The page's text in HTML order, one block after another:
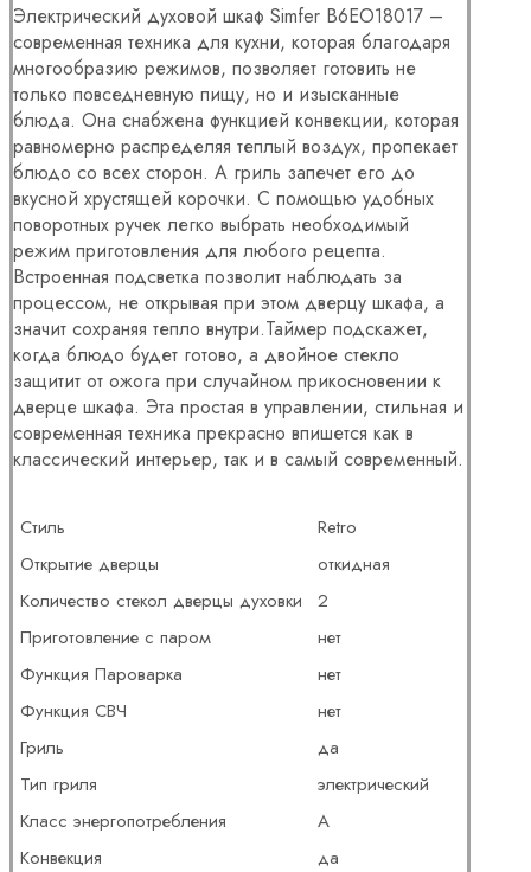
Электрический духовой шкаф Simfer B6EO18017 –
современная техника для кухни, которая благодаря
многообразию режимов, позволяет готовить не
только повседневную пищу, но и изысканные
блюда. Она снабжена функцией конвекции, которая
равномерно распределяя теплый воздух, пропекает
блюдо со всех сторон. А гриль запечет его до
вкусной хрустящей корочки. С помощью удобных
поворотных ручек легко выбрать необходимый
режим приготовления для любого рецепта.
Встроенная подсветка позволит наблюдать за
процессом, не открывая при этом дверцу шкафа, а
значит сохраняя тепло внутри.Таймер подскажет,
когда блюдо будет готово, а двойное стекло
защитит от ожога при случайном прикосновении к
дверце шкафа. Эта простая в управлении, стильная и
современная техника прекрасно впишется как в
классический интерьер, так и в самый современный.
Стиль
Retro
Открытие дверцы
откидная
Количество стекол дверцы духовки
2
Приготовление с паром
нет
Функция Пароварка
нет
Функция СВЧ
нет
Гриль
да
Тип гриля
электрический
Класс энергопотребления
A
Конвекция
да